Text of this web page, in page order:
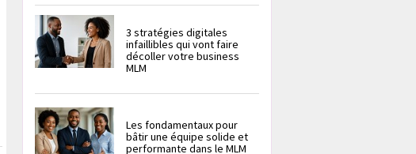
3 stratégies digitales
infaillibles qui vont faire
décoller votre business
MLM
Les fondamentaux pour
bâtir une équipe solide et
performante dans le MLM